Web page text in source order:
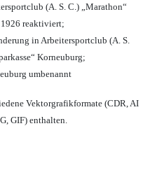
(A. S. C.) „Marathon“
reaktiviert;
in Arbeitersportclub (A. S.
Korneuburg;
umbenannt
Vektorgrafikformate (CDR, AI
GIF) enthalten.